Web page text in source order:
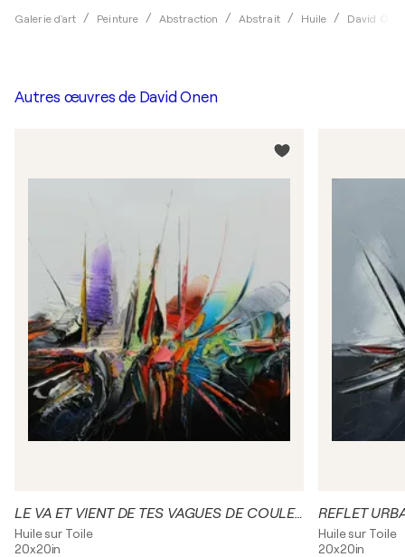
Galerie d'art Peinture Abstraction Abstrait Huile David
Autres œuvres de David Onen
LE VA ET VIENT DE TES VAGUES DE COULEURS
Huile sur Toile
20x20in
REFLET
Huile sur Toile
20x20in